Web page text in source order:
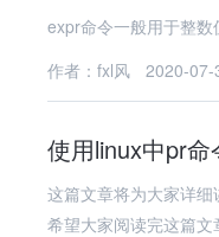
expr命令一般用于整
作者：fxl风
2020-07-
使用linux中pr
这篇文章将为大家详
希望大家阅读完这篇